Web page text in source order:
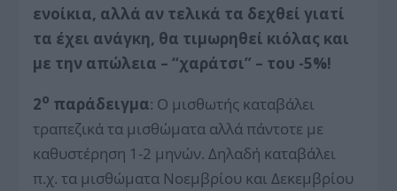
ενοίκια, αλλά αν τελικά τα δεχθεί γιατί
τα έχει ανάγκη, θα τιμωρηθεί κιόλας και
με την απώλεια – “χαράτσι” – του -5%!
2ο παράδειγμα: Ο μισθωτής καταβάλει
τραπεζικά τα μισθώματα αλλά πάντοτε με
καθυστέρηση 1-2 μηνών. Δηλαδή καταβάλει
π.χ. τα μισθώματα Νοεμβρίου και Δεκεμβρίου